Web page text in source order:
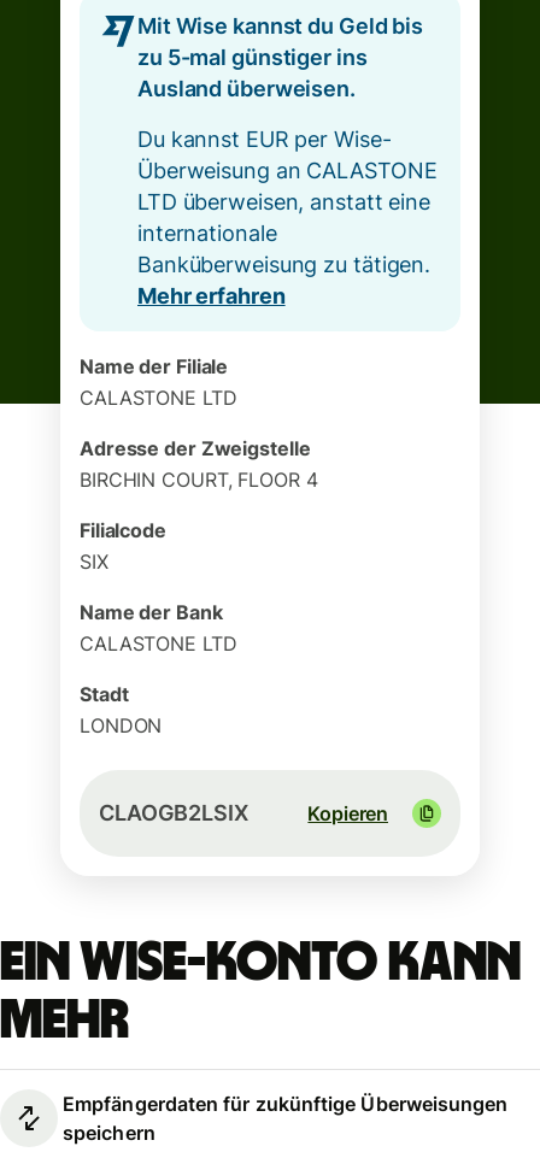
Mit Wise kannst du Geld bis
zu 5-mal günstiger ins
Ausland überweisen.
Du kannst EUR per Wise-
Überweisung an CALASTONE
LTD überweisen, anstatt eine
internationale
Banküberweisung zu tätigen.
Mehr erfahren
Name der Filiale
CALASTONE LTD
Adresse der Zweigstelle
BIRCHIN COURT, FLOOR 4
Filialcode
SIX
Name der Bank
CALASTONE LTD
Stadt
LONDON
CLAOGB2LSIX Kopieren
Ein Wise-Konto kann
mehr
Empfängerdaten für zukünftige Überweisungen
speichern